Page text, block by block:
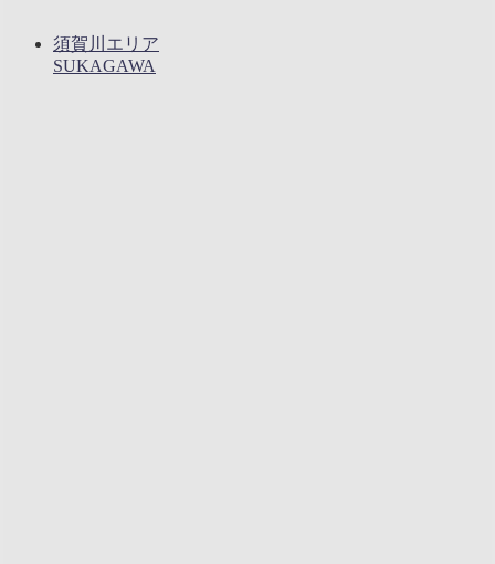
須賀川エリア
SUKAGAWA